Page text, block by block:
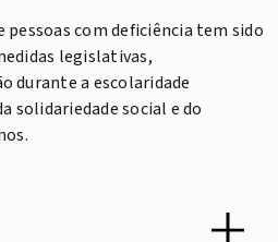
pessoas com deficiência tem sido
legislativas,
durante a escolaridade
solidariedade social e do